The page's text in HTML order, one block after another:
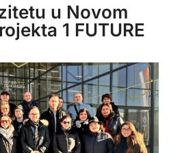
u Novom
1 FUTURE